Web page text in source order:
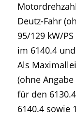
Deutz-Fahr
95/129 kW/
im 6140.4
Als
(ohne
für den
6140.4 sowie